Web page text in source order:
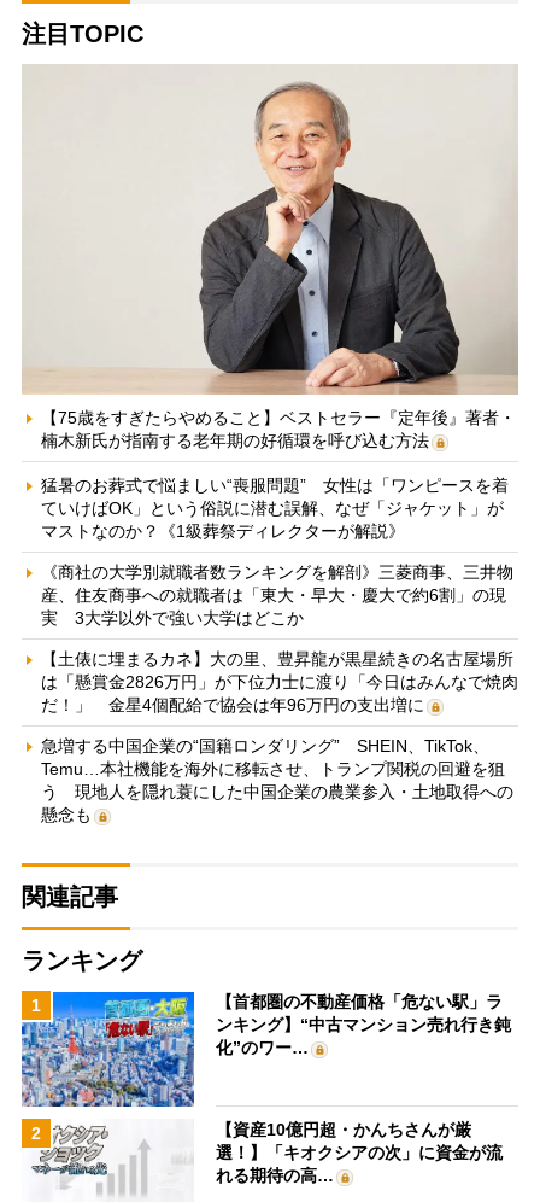
注目TOPIC
【75歳をすぎたらやめること】ベストセラー『定年後』著者・
楠木新氏が指南する老年期の好循環を呼び込む方法
猛暑のお葬式で悩ましい“喪服問題” 女性は「ワンピースを着
ていけばOK」という俗説に潜む誤解、なぜ「ジャケット」が
マストなのか？《1級葬祭ディレクターが解説》
《商社の大学別就職者数ランキングを解剖》三菱商事、三井物
産、住友商事への就職者は「東大・早大・慶大で約6割」の現
実 3大学以外で強い大学はどこか
【土俵に埋まるカネ】大の里、豊昇龍が黒星続きの名古屋場所
は「懸賞金2826万円」が下位力士に渡り「今日はみんなで焼肉
だ！」 金星4個配給で協会は年96万円の支出増に
急増する中国企業の“国籍ロンダリング” SHEIN、TikTok、
Temu…本社機能を海外に移転させ、トランプ関税の回避を狙
う 現地人を隠れ蓑にした中国企業の農業参入・土地取得への
懸念も
関連記事
ランキング
1
【首都圏の不動産価格「危ない駅」ラ
ンキング】“中古マンション売れ行き鈍
化”のワー…
2
【資産10億円超・かんちさんが厳
選！】「キオクシアの次」に資金が流
れる期待の高…